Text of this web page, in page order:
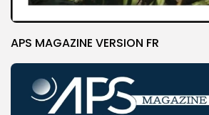
APS MAGAZINE VERSION FR